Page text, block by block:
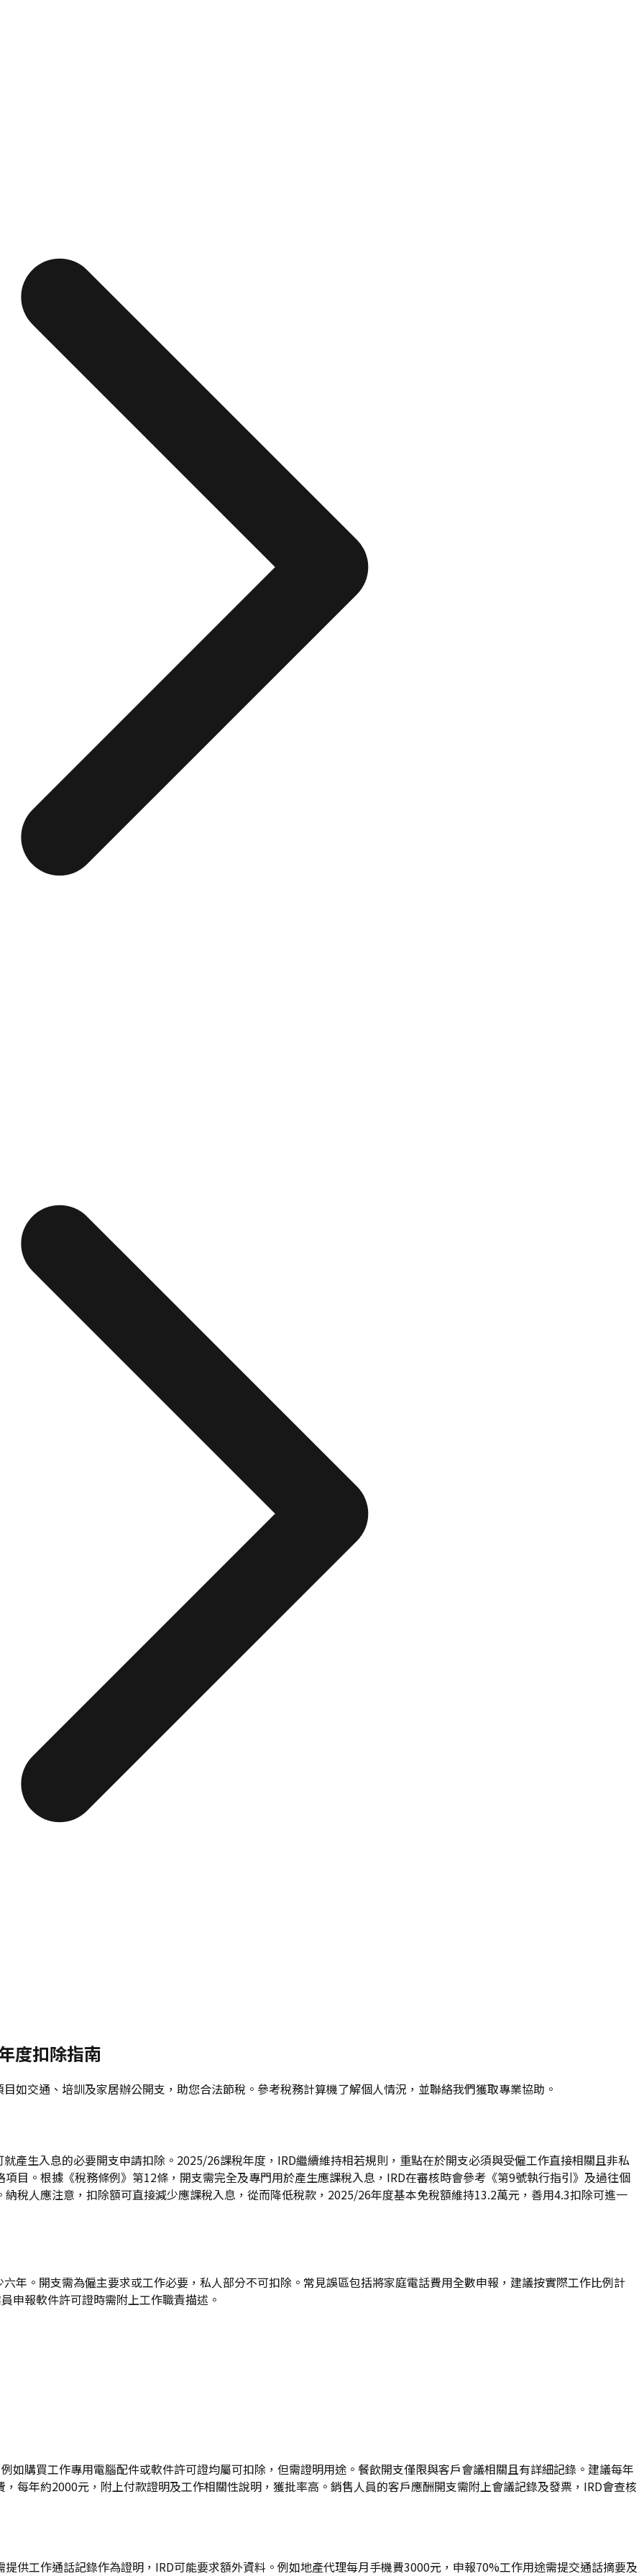
度扣除指南
如交通、培訓及家居辦公開支，助您合法節稅。參考稅務計算機了解個人情況，並聯絡我們獲取專業協助。
產生入息的必要開支申請扣除。2025/26課稅年度，IRD繼續維持相若規則，重點在於開支必須與受僱工作直接相關且非私
目。根據《稅務條例》第12條，開支需完全及專門用於產生應課稅入息，IRD在審核時會參考《第9號執行指引》及過往個
稅人應注意，扣除額可直接減少應課稅入息，從而降低稅款，2025/26年度基本免稅額維持13.2萬元，善用4.3扣除可進一
年。開支需為僱主要求或工作必要，私人部分不可扣除。常見誤區包括將家庭電話費用全數申報，建議按實際工作比例計
申報軟件許可證時需附上工作職責描述。
如購買工作專用電腦配件或軟件許可證均屬可扣除，但需證明用途。餐飲開支僅限與客戶會議相關且有詳細記錄。建議每年
每年約2000元，附上付款證明及工作相關性說明，獲批率高。銷售人員的客戶應酬開支需附上會議記錄及發票，IRD會查核
供工作通話記錄作為證明，IRD可能要求額外資料。例如地產代理每月手機費3000元，申報70%工作用途需提交通話摘要及